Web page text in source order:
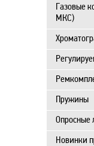
Газовые
МКС)
Пружины
Опросные
Новинки